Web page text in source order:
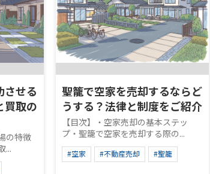
させる
買取の
の特徴
...
聖籠で空家を売却するならど
うする？法律と制度をご紹介
【目次】・空家売却の基本ステッ
プ・聖籠で空家を売却する際の...
#空家 #不動産売却 #聖籠